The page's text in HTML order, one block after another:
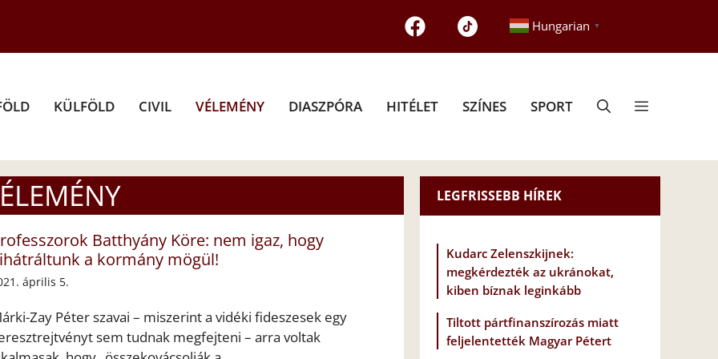
Hungarian ▼
KÜLFÖLD CIVIL VÉLEMÉNY DIASZPÓRA HITÉLET SZÍNES SPORT
Batthyány Köre: nem igaz, hogy
a kormány mögül!
április 5.
Zay Péter szavai – miszerint a vidéki fideszesek egy
sem tudnak megfejteni – arra voltak
LEGFRISSEBB HÍREK
Kudarc Zelenszkijnek:
megkérdezték az ukránokat,
kiben bíznak leginkább
Tiltott pártfinanszírozás miatt
feljelentették Magyar Pétert